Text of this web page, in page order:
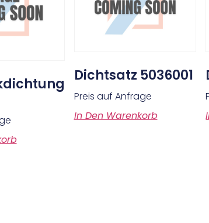
Dichtsatz 5036001
Preis auf Anfrage
In Den Warenkorb